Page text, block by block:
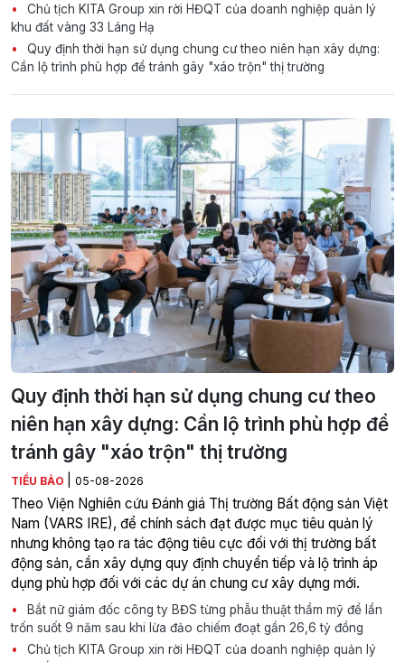
Chủ tịch KITA Group xin rời HĐQT của doanh nghiệp quản lý
khu đất vàng 33 Láng Hạ
Quy định thời hạn sử dụng chung cư theo niên hạn xây dựng:
Cần lộ trình phù hợp để tránh gây "xáo trộn" thị trường
Quy định thời hạn sử dụng chung cư theo
niên hạn xây dựng: Cần lộ trình phù hợp để
tránh gây "xáo trộn" thị trường
TIỂU BẢO 05-08-2026
Theo Viện Nghiên cứu Đánh giá Thị trường Bất động sản Việt
Nam (VARS IRE), để chính sách đạt được mục tiêu quản lý
nhưng không tạo ra tác động tiêu cực đối với thị trường bất
động sản, cần xây dựng quy định chuyển tiếp và lộ trình áp
dụng phù hợp đối với các dự án chung cư xây dựng mới.
Bắt nữ giám đốc công ty BĐS từng phẫu thuật thẩm mỹ để lẩn
trốn suốt 9 năm sau khi lừa đảo chiếm đoạt gần 26,6 tỷ đồng
Chủ tịch KITA Group xin rời HĐQT của doanh nghiệp quản lý